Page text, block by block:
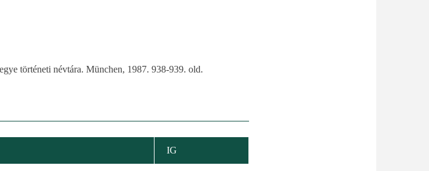
történeti névtára. München, 1987. 938-939. old.
IG